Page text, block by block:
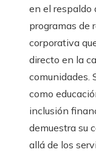
en el respaldo
programas de
corporativa
directo en la
comunidades.
como
inclusión
demuestra su
allá de los